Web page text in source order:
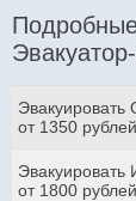
Эвакуировать
от 1350 рублей
Эвакуировать
от 1800 рублей